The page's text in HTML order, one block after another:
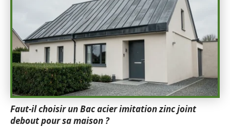
Faut-il choisir un Bac acier imitation zinc joint
debout pour sa maison ?